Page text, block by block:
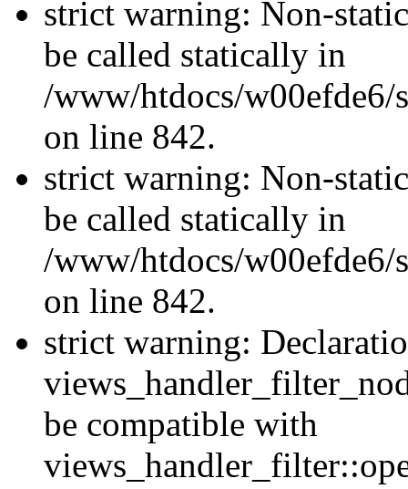
strict warning: Non-
be called statically in
/www/htdocs/w00efde6/
on line 842.
strict warning: Non-
be called statically in
/www/htdocs/w00efde6/
on line 842.
strict warning:
be compatible with